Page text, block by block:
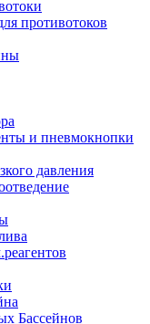
противотоков
и пневмокнопки
давления
Бассейнов